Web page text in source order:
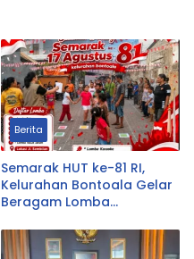
Berita
Semarak HUT ke-81 RI,
Kelurahan Bontoala Gelar
Beragam Lomba
Seluruh Warga